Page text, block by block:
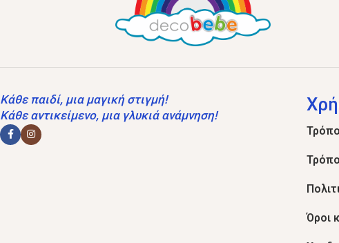
Κάθε παιδί, μια μαγική στιγμή!
Κάθε αντικείμενο, μια γλυκιά ανάμνηση!
Όροι